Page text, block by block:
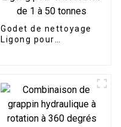
Godet de nettoyage
Ligong pour